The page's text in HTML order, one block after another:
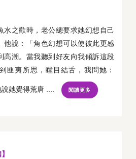
水之歡時，老公總要求她幻想自己
他說：「角色幻想可以使彼此更感
高潮。當我聽到好友向我傾訴這段
匪夷所思，瞠目結舌，我問她：
她覺得荒唐 .... 閱讀更多